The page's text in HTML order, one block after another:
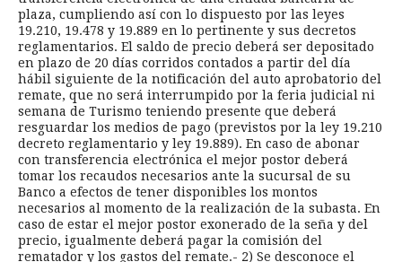
plaza, cumpliendo así con lo dispuesto por las leyes
19.210, 19.478 y 19.889 en lo pertinente y sus decretos
reglamentarios. El saldo de precio deberá ser depositado
en plazo de 20 días corridos contados a partir del día
hábil siguiente de la notificación del auto aprobatorio del
remate, que no será interrumpido por la feria judicial ni
semana de Turismo teniendo presente que deberá
resguardar los medios de pago (previstos por la ley 19.210
decreto reglamentario y ley 19.889). En caso de abonar
con transferencia electrónica el mejor postor deberá
tomar los recaudos necesarios ante la sucursal de su
Banco a efectos de tener disponibles los montos
necesarios al momento de la realización de la subasta. En
caso de estar el mejor postor exonerado de la seña y del
precio, igualmente deberá pagar la comisión del
rematador y los gastos del remate.- 2) Se desconoce el